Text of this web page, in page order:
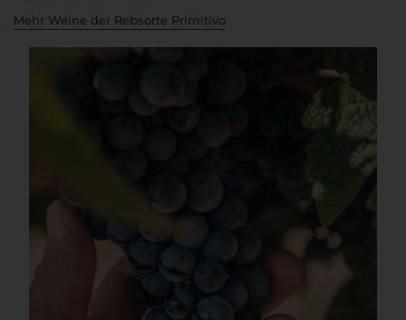
Mehr Weine der Rebsorte Primitivo